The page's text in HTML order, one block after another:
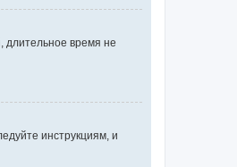
длительное время не
инструкциям, и